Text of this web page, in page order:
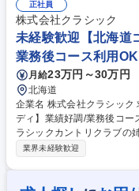
育・シフト管理■来場者数
と実行■打席設備やクラブ
して拠点全体のマネジメント
未経験歓迎!【ゴルフ練習場
き歓迎
正社員
株式会社クラシック
未経験歓迎【北海道
業務後コース利用
月給23万円～30万円
北海道
企業名 株式会社クラシック 求人名 未経験歓迎【北海道ゴルフ倶楽部/キャ
ディ】業績好調/業務後コース利用OK 仕事の内容 北海
ラシックカントリクラブの
ィとして、お客様が快適に
確認：自身が同伴するプレ
業界未経験歓迎